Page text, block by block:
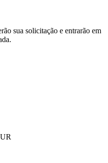
sua solicitação e entrarão em